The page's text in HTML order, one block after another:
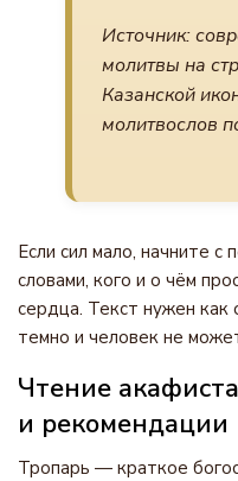
Источник:
молитвы на
Казанской
молитвослов
Если сил мало, начните с
словами, кого и о чём
сердца. Текст нужен как
темно и человек не
Чтение
и рекомендации
Тропарь — краткое